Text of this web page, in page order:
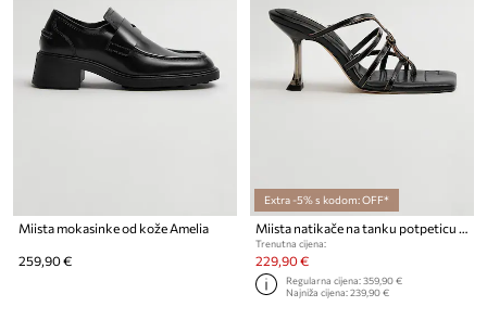
Miista mokasinke od kože Amelia
259,90 €
Extra -5% s kodom: OFF*
Miista natikače na tanku potpeticu za žene kožne Koya
Trenutna cijena:
229,90 €
Regularna cijena:359,90 €
Najniža cijena:239,90 €